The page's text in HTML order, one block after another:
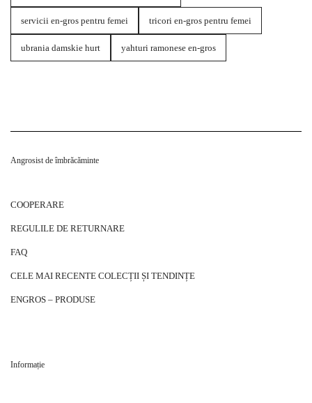
servicii en-gros pentru femei tricori en-gros pentru femei
ubrania damskie hurt yahturi ramonese en-gros
Angrosist de îmbrăcăminte
COOPERARE
REGULILE DE RETURNARE
FAQ
CELE MAI RECENTE COLECȚII ȘI TENDINȚE
ENGROS – PRODUSE
Informație